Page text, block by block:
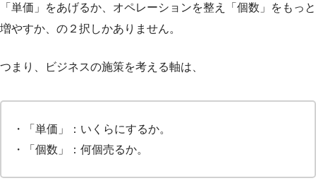
「単価」をあげるか、オペレーションを整え「個数」をもっと
増やすか、の２択しかありません。
つまり、ビジネスの施策を考える軸は、
・「単価」：いくらにするか。
・「個数」：何個売るか。